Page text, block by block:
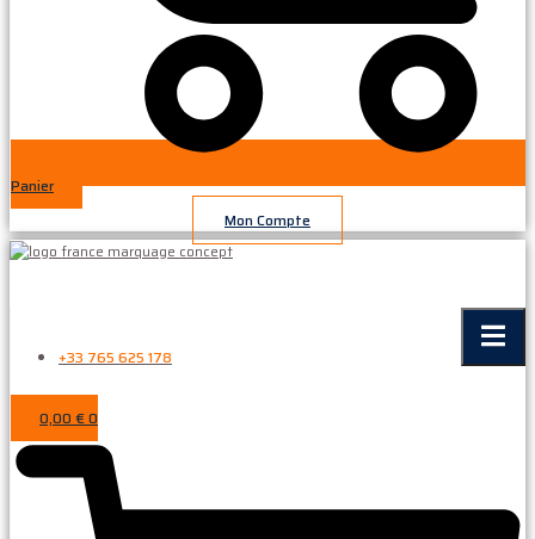
Panier
Mon Compte
+33 765 625 178
0,00 €0